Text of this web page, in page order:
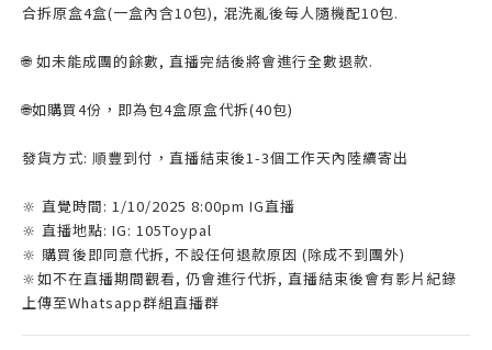
合拆原盒4盒(一盒內含10包), 混洗亂後每人隨機配10包.
🌐 如未能成團的餘數, 直播完結後將會進行全數退款.
🌐如購買4份，即為包4盒原盒代拆(40包)
發貨方式: 順豐到付，直播結束後1-3個工作天內陸續寄出
🔆 直覺時間: 1/10/2025 8:00pm IG直播
🔆 直播地點: IG: 105Toypal
🔆 購買後即同意代拆, 不設任何退款原因 (除成不到團外)
🔆如不在直播期間觀看, 仍會進行代拆, 直播結束後會有影片紀錄
上傳至Whatsapp群組直播群